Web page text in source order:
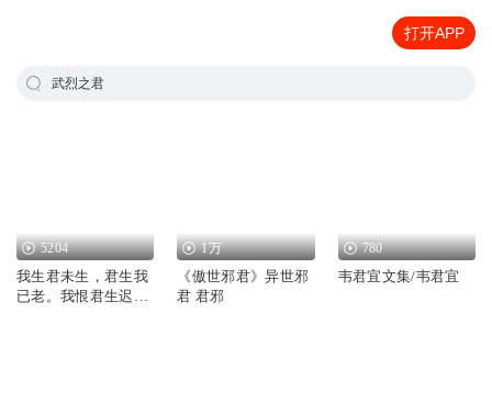
打开APP
武烈之君
5204
我生君未生，君生我
已老。我恨君生迟，
1万
《傲世邪君》异世邪
君 君邪
780
韦君宜文集/韦君宜